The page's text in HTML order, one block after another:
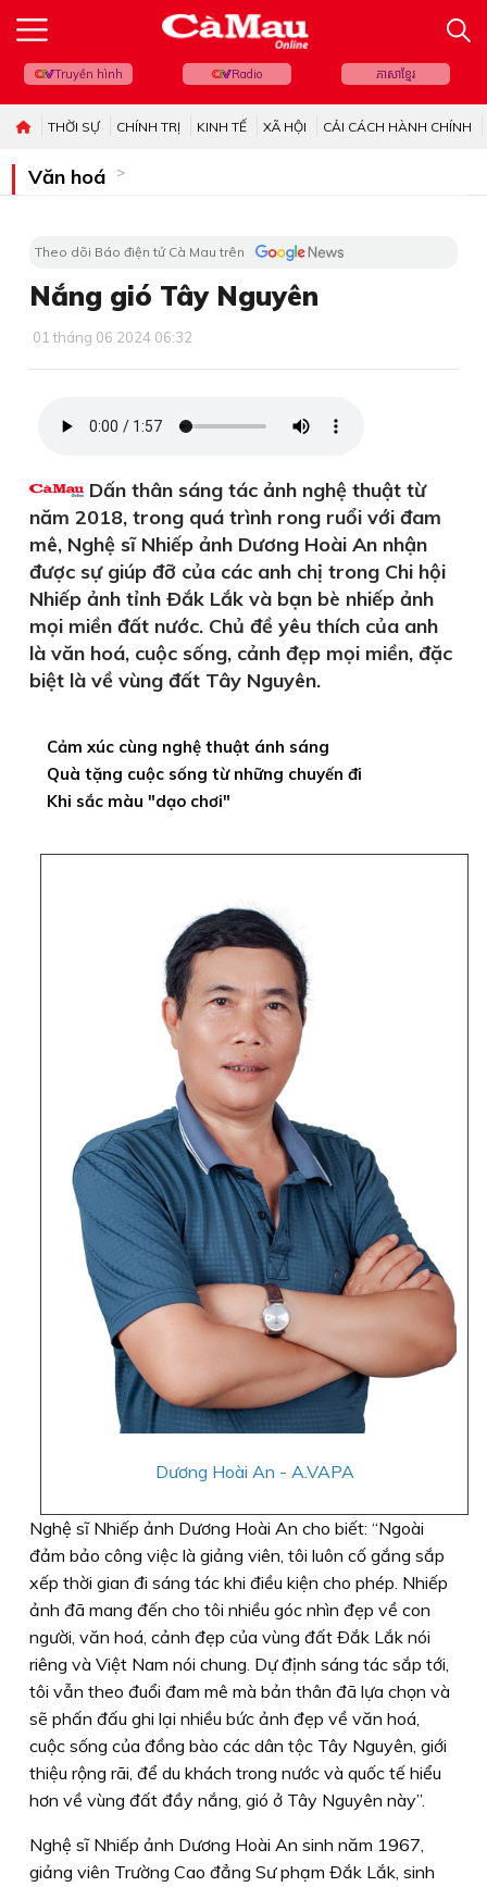
Truyền hình Radio ភាសាខ្មែរ
THỜI SỰ CHÍNH TRỊ KINH TẾ XÃ HỘI CẢI CÁCH HÀNH CHÍNH
Văn hoá
Theo dõi Báo điện tử Cà Mau trên
Nắng gió Tây Nguyên
01 tháng 06 2024 06:32
Dấn thân sáng tác ảnh nghệ thuật từ
năm 2018, trong quá trình rong ruổi với đam
mê, Nghệ sĩ Nhiếp ảnh Dương Hoài An nhận
được sự giúp đỡ của các anh chị trong Chi hội
Nhiếp ảnh tỉnh Ðắk Lắk và bạn bè nhiếp ảnh
mọi miền đất nước. Chủ đề yêu thích của anh
là văn hoá, cuộc sống, cảnh đẹp mọi miền, đặc
biệt là về vùng đất Tây Nguyên.
Cảm xúc cùng nghệ thuật ánh sáng
Quà tặng cuộc sống từ những chuyến đi
Khi sắc màu "dạo chơi"
Dương Hoài An - A.VAPA
Nghệ sĩ Nhiếp ảnh Dương Hoài An cho biết: “Ngoài
đảm bảo công việc là giảng viên, tôi luôn cố gắng sắp
xếp thời gian đi sáng tác khi điều kiện cho phép. Nhiếp
ảnh đã mang đến cho tôi nhiều góc nhìn đẹp về con
người, văn hoá, cảnh đẹp của vùng đất Ðắk Lắk nói
riêng và Việt Nam nói chung. Dự định sáng tác sắp tới,
tôi vẫn theo đuổi đam mê mà bản thân đã lựa chọn và
sẽ phấn đấu ghi lại nhiều bức ảnh đẹp về văn hoá,
cuộc sống của đồng bào các dân tộc Tây Nguyên, giới
thiệu rộng rãi, để du khách trong nước và quốc tế hiểu
hơn về vùng đất đầy nắng, gió ở Tây Nguyên này”.
Nghệ sĩ Nhiếp ảnh Dương Hoài An sinh năm 1967,
giảng viên Trường Cao đẳng Sư phạm Ðắk Lắk, sinh